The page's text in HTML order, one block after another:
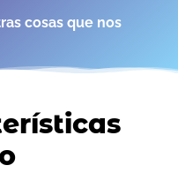
cosas que nos